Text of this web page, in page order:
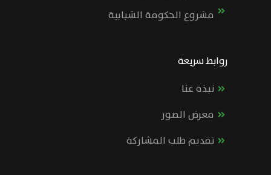
مشروع الحكومة الشبابية
روابط سريعة
نبذة عنا
معرض الصور
تقديم طلب المشاركة